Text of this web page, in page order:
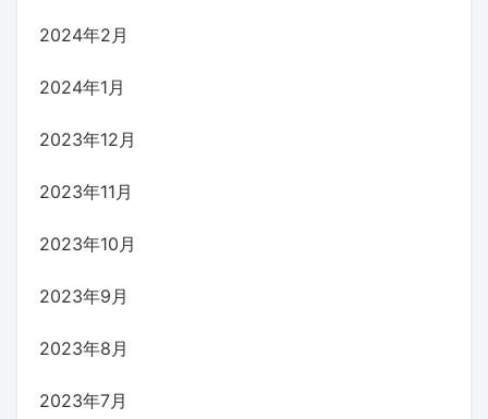
2024年2月
2024年1月
2023年12月
2023年11月
2023年10月
2023年9月
2023年8月
2023年7月